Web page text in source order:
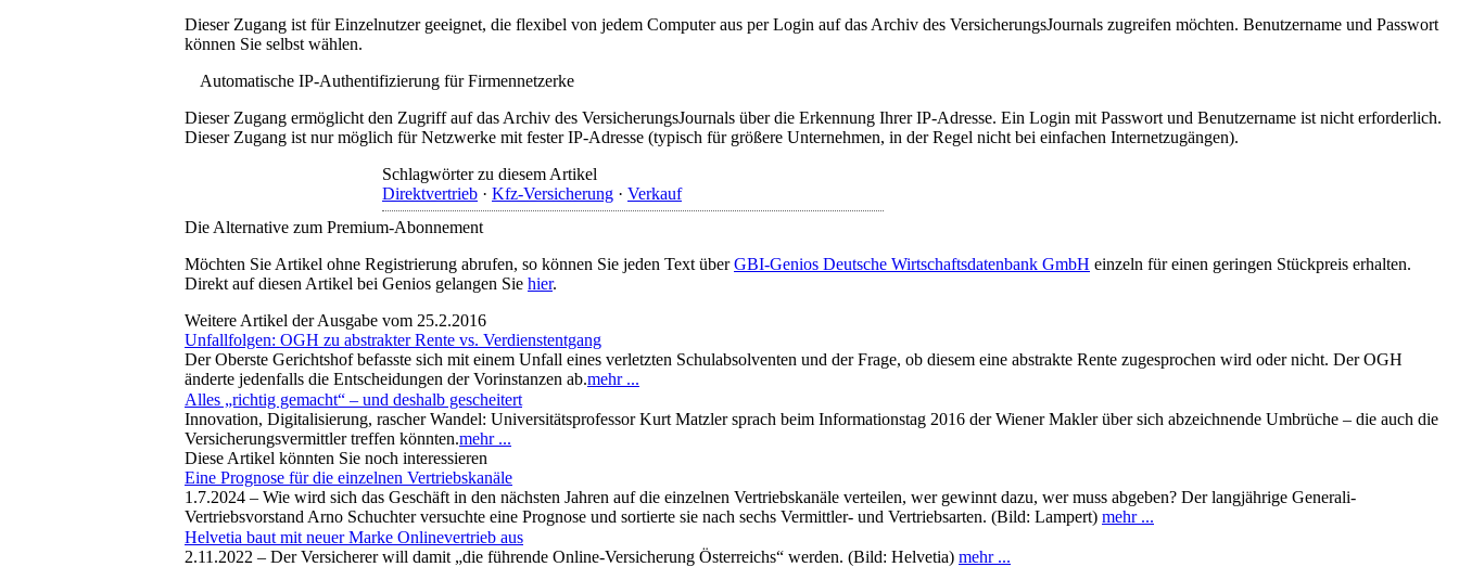
Dieser Zugang ist für Einzelnutzer geeignet, die flexibel von jedem Computer aus per Login auf das Archiv des VersicherungsJournals zugreifen möchten. Benutzername und Passwort
können Sie selbst wählen.
Automatische IP-Authentifizierung für Firmennetzerke
Dieser Zugang ermöglicht den Zugriff auf das Archiv des VersicherungsJournals über die Erkennung Ihrer IP-Adresse. Ein Login mit Passwort und Benutzername ist nicht erforderlich.
Dieser Zugang ist nur möglich für Netzwerke mit fester IP-Adresse (typisch für größere Unternehmen, in der Regel nicht bei einfachen Internetzugängen).
Schlagwörter zu diesem Artikel
Direktvertrieb · Kfz-Versicherung · Verkauf
Die Alternative zum Premium-Abonnement
Möchten Sie Artikel ohne Registrierung abrufen, so können Sie jeden Text überGBI-Genios Deutsche Wirtschaftsdatenbank GmbH einzeln für einen geringen Stückpreis erhalten.
Direkt auf diesen Artikel bei Genios gelangen Sie hier.
Weitere Artikel der Ausgabe vom 25.2.2016
Unfallfolgen: OGH zu abstrakter Rente vs. Verdienstentgang
Der Oberste Gerichtshof befasste sich mit einem Unfall eines verletzten Schulabsolventen und der Frage, ob diesem eine abstrakte Rente zugesprochen wird oder nicht. Der OGH
änderte jedenfalls die Entscheidungen der Vorinstanzen ab.mehr ...
Alles „richtig gemacht“ – und deshalb gescheitert
Innovation, Digitalisierung, rascher Wandel: Universitätsprofessor Kurt Matzler sprach beim Informationstag 2016 der Wiener Makler über sich abzeichnende Umbrüche – die auch die
Versicherungsvermittler treffen könnten.mehr ...
Diese Artikel könnten Sie noch interessieren
Eine Prognose für die einzelnen Vertriebskanäle
1.7.2024 – Wie wird sich das Geschäft in den nächsten Jahren auf die einzelnen Vertriebskanäle verteilen, wer gewinnt dazu, wer muss abgeben? Der langjährige Generali-
Vertriebsvorstand Arno Schuchter versuchte eine Prognose und sortierte sie nach sechs Vermittler- und Vertriebsarten. (Bild: Lampert) mehr ...
Helvetia baut mit neuer Marke Onlinevertrieb aus
2.11.2022 – Der Versicherer will damit „die führende Online-Versicherung Österreichs“ werden. (Bild: Helvetia) mehr ...